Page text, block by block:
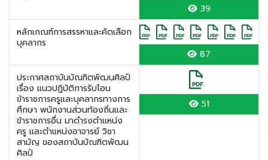
39
หลักเกณฑ์การสรรหาและคัดเลือก
บุคลากร
87
ประกาศสถาบันบัณฑิตพัฒนศิลป์
เรื่อง แนวปฏิบัติการรับโอน
ข้าราชการครูและบุคลากรทางการ
ศึกษา พนักงานส่วนท้องถิ่นและ
ข้าราชการอื่น มาดำรงตำแหน่ง
ครู และตำแหน่งอาจารย์ วิชา
สามัญ ของสถาบันบัณฑิตพัฒน
ศิลป์
51